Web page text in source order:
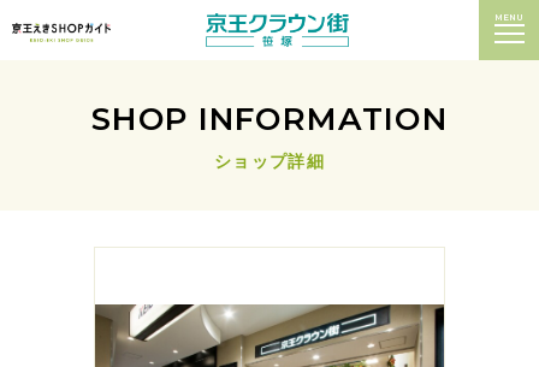
MENU
SHOP INFORMATION
ショップ詳細